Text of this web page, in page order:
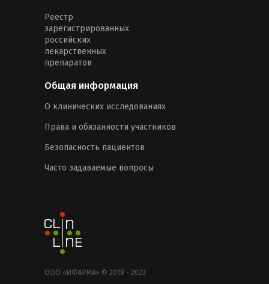
Реестр
зарегистрированных
российских
лекарственных
препаратов
Общая информация
О клинических исследованиях
Права и обязанности участников
Безопасность пациентов
Часто задаваемые вопросы
ООО «ИФАРМА» © 2018 - 2023